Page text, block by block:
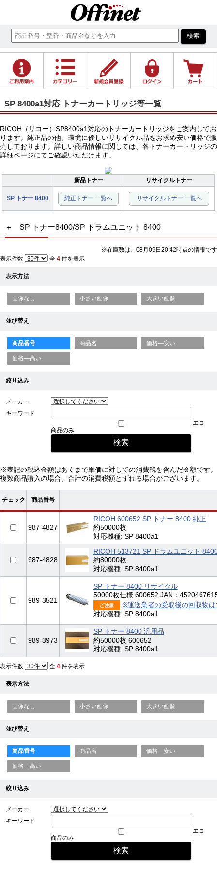
SP 8400a1対応 トナーカートリッジ等一覧
RICOH（リコー）SP8400a1対応のトナーカートリッジをご案内してお
ります。純正品の他、環境に優しいリサイクル品をお求め安い価格で販
売しております。詳しい商品情報に関しては、各トナーカートリッジの
詳細ページにてご確認いただけます。
新品トナー リサイクルトナー
SP トナー 8400 純正トナー 一覧へ リサイクルトナー 一覧へ
SP トナー8400/SP ドラムユニット 8400
※在庫数は、08月09日20:42時点の情報です
表示件数 全 4 件を表示
表示方法
画像なし 小さい画像 大きい画像
並び替え
商品番号 商品名 価格—安い
価格—高い
絞り込み
メーカー
キーワード
エコ
商品のみ
※表記の税込金額はあくまで単価に対しての消費税を含んだ金額です。
複数商品購入の場合、合計の消費税額とずれる場合がございます。
チェック 商品番号
987-4827
RICOH 600652 SP トナー 8400 純正
約50000枚
対応機種: SP 8400a1
987-4828
RICOH 513721 SP ドラムユニット
約80000枚
対応機種: SP 8400a1
989-3521
SP トナー 8400 リサイクル
50000枚仕様 600652 JAN：
※運送業者の受取後の回収物
対応機種: SP 8400a1
989-3973
SP トナー 8400 汎用品
約50000枚 600652
対応機種: SP 8400a1
表示件数 全 4 件を表示
表示方法
画像なし 小さい画像 大きい画像
並び替え
商品番号 商品名 価格—安い
価格—高い
絞り込み
メーカー
キーワード
エコ
商品のみ